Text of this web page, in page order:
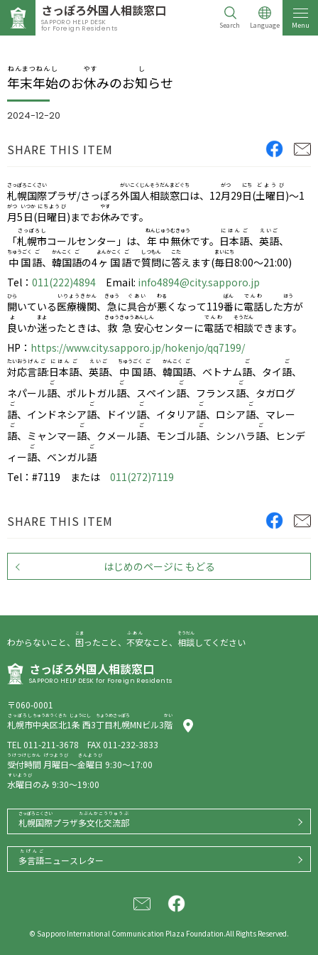
さっぽろ外国人相談窓口
SAPPORO HELP DESK
for Foreign Residents Search Language Menu
年末年始
ねんまつねんし
のお休
やす
みのお知
し
らせ
2024-12-20
SHARE THIS ITEM
札幌
さっぽろ
国際
こくさい
プラザ/さっぽろ外国人相談窓口
がいこくじんそうだんまどぐち
は、12月
がつ
29日
にち
(土曜日
どようび
)〜1
月
がつ
5 日
いつか
(日曜日
にちようび
)までお休
やす
みです。
「札幌市
さっぽろし
コールセンター」は、 年中
ねんじゅう
無休
むきゅう
です。 日本語
にほんご
、 英語
えいご
、
中国
ちゅうごく
語
ご
、 韓国
かんこく
語
ご
の4ヶ国
よんかこく
語
ご
で質問
しつもん
に答
こた
えます(毎日
まいにち
8:00〜21:00)
Tel： 011(222)4894 Email: info4894@city.sapporo.jp
開
ひら
いている医療機関
いりょうきかん
、 急
きゅう
に具合
ぐあい
が悪
わる
くなって119番
ばん
に電話
でんわ
した方
ほう
が
良
よ
いか迷
まよ
ったときは、 救急
きゅうきゅう
安心
あんしん
センターに電話
でんわ
で相談
そうだん
できます。
HP： https://www.city.sapporo.jp/hokenjo/qq7199/
対応
たいおう
言語
げんご
:日本語
にほんご
、 英語
えいご
、 中国
ちゅうごく
語
ご
、 韓国
かんこく
語
ご
、ベトナム語
ご
、タイ語
ご
、
ネパール語
ご
、ポルトガル語
ご
、スペイン語
ご
、フランス語
ご
、タガログ
語
ご
、インドネシア語
ご
、ドイツ語
ご
、イタリア語
ご
、ロシア語
ご
、マレー
語
ご
、ミャンマー語
ご
、クメール語
ご
、モンゴル語
ご
、シンハラ語
ご
、ヒンデ
ィー語
ご
、ベンガル語
ご
Tel：#7119 または 011(272)7119
SHARE THIS ITEM
はじめのページに もどる
わからないこと、 困
こま
ったこと、 不安
ふあん
なこと、 相談
そうだん
してください
さっぽろ外国人相談窓口
SAPPORO HELP DESK for Foreign Residents
〒060-0001
札幌市
さっぽろし
中央区
ちゅうおうく
北
きた
1条
じょう
西
にし
3丁目
ちょうめ
札幌
さっぽろ
MNビル3階
かい
TEL 011-211-3678 FAX 011-232-3833
受付時間
うけつけじかん
月曜日
げつようび
～金曜日
きんようび
9:30〜17:00
水曜日
すいようび
のみ 9:30〜19:00
札幌国際
さっぽろこくさい
プラザ多文化交流部
たぶんかこうりゅうぶ
多言語
たげんご
ニュースレター
© Sapporo International Communication Plaza Foundation.All Rights Reserved.